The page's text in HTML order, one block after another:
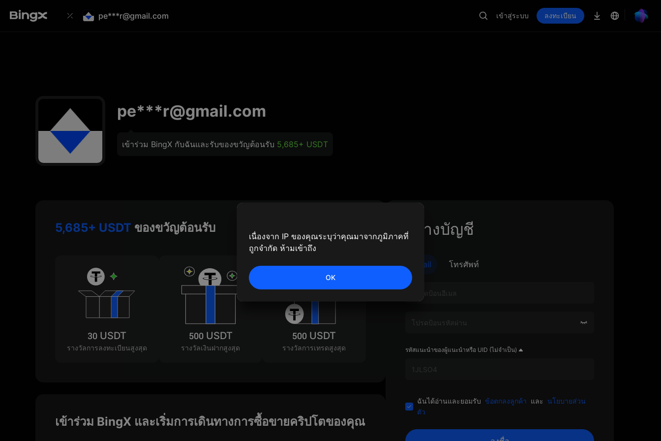
pe***r@gmail.com เข้าสู่ระบบ ลงทะเบียน
pe***r@gmail.com
เข้าร่วม BingX กับฉันและรับของขวัญต้อนรับ 5,685+ USDT
5,685+ USDT ของขวัญต้อนรับ
30 USDT
รางวัลการลงทะเบียนสูงสุด
500 USDT
รางวัลเงินฝากสูงสุด
500 USDT
รางวัลการเทรดสูงสุด
เข้าร่วม BingX และเริ่มการเดินทางการซื้อขายคริปโตของคุณ
สร้างบัญชี
Email โทรศัพท์
รหัสแนะนำของผู้แนะนำหรือ UID (ไม่จำเป็น)
ฉันได้อ่านและยอมรับ ข้อตกลงลูกค้า และ
นโยบายส่วน
ตัว
เนื่องจาก IP ของคุณระบุว่าคุณมาจากภูมิภาคที่
ถูกจำกัด ห้ามเข้าถึง
OK